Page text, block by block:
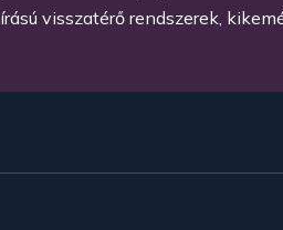
visszatérő rendszerek,